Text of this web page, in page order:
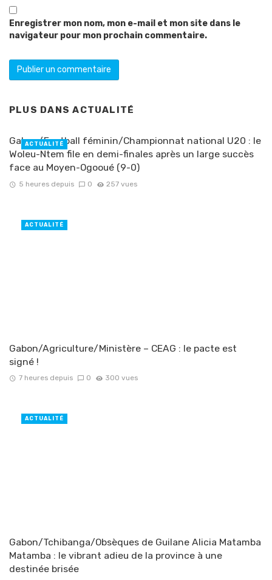
Enregistrer mon nom, mon e-mail et mon site dans le
navigateur pour mon prochain commentaire.
PLUS DANSACTUALITÉ
Gabon/Football féminin/Championnat national U20 : le
Woleu-Ntem file en demi-finales après un large succès
face au Moyen-Ogooué (9-0)
5 heures depuis 0 257 vues
ACTUALITÉ
Gabon/Agriculture/Ministère – CEAG : le pacte est
signé !
7 heures depuis 0 300 vues
ACTUALITÉ
Gabon/Tchibanga/Obsèques de Guilane Alicia Matamba
Matamba : le vibrant adieu de la province à une
destinée brisée
ACTUALITÉ